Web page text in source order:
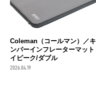
Coleman（コールマン）／
ンパーインフレーターマット
イピーク/ダブル
2026.04.19